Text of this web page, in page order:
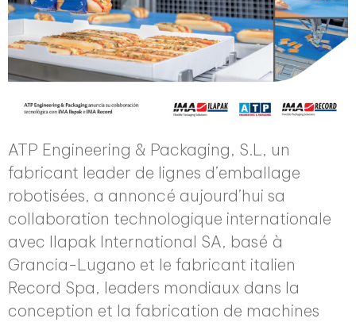
ATP Engineering & Packaging, S.L, un
fabricant leader de lignes d’emballage
robotisées, a annoncé aujourd’hui sa
collaboration technologique internationale
avec Ilapak International SA, basé à
Grancia-Lugano et le fabricant italien
Record Spa, leaders mondiaux dans la
conception et la fabrication de machines